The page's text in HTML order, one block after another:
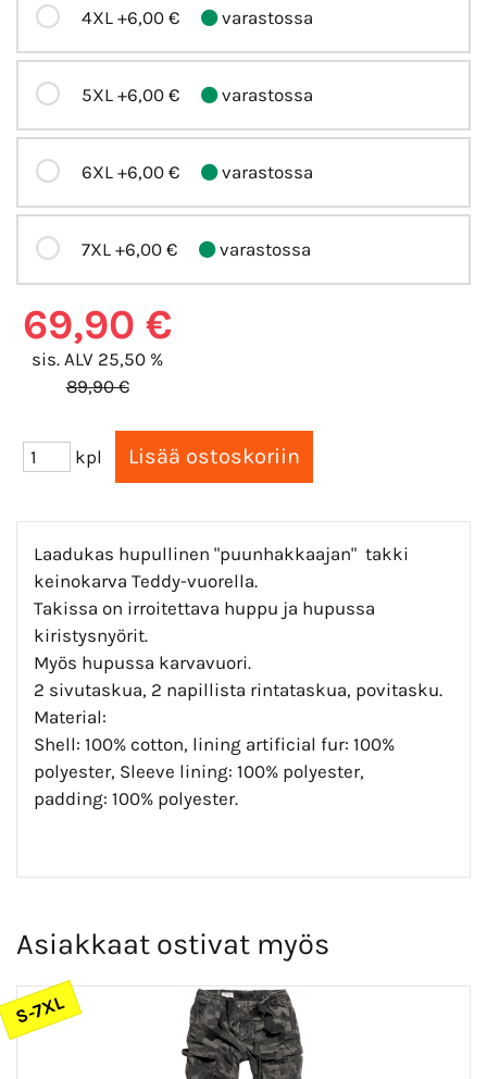
4XL +6,00 € varastossa
5XL +6,00 € varastossa
6XL +6,00 € varastossa
7XL +6,00 € varastossa
69,90 €
sis. ALV 25,50 %
89,90 €
kpl
Laadukas hupullinen "puunhakkaajan" takki
keinokarva Teddy-vuorella.
Takissa on irroitettava huppu ja hupussa
kiristysnyörit.
Myös hupussa karvavuori.
2 sivutaskua, 2 napillista rintataskua, povitasku.
Material:
Shell: 100% cotton, lining artificial fur: 100%
polyester, Sleeve lining: 100% polyester,
padding: 100% polyester.
Asiakkaat ostivat myös
S-7XL